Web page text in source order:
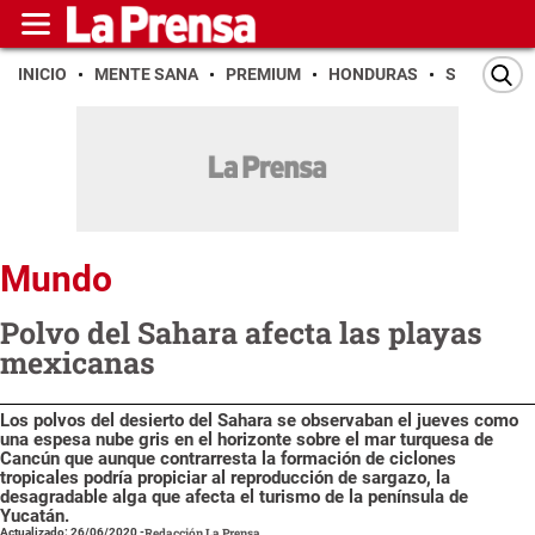
INICIO MENTE SANA PREMIUM HONDURAS SAN PEDRO
Mundo
Polvo del Sahara afecta las playas
mexicanas
Los polvos del desierto del Sahara se observaban el jueves como
una espesa nube gris en el horizonte sobre el mar turquesa de
Cancún que aunque contrarresta la formación de ciclones
tropicales podría propiciar al reproducción de sargazo, la
desagradable alga que afecta el turismo de la península de
Yucatán.
Actualizado: 26/06/2020-